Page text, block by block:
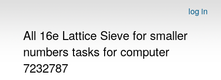
log in
All 16e Lattice Sieve for smaller
numbers tasks for computer
7232787